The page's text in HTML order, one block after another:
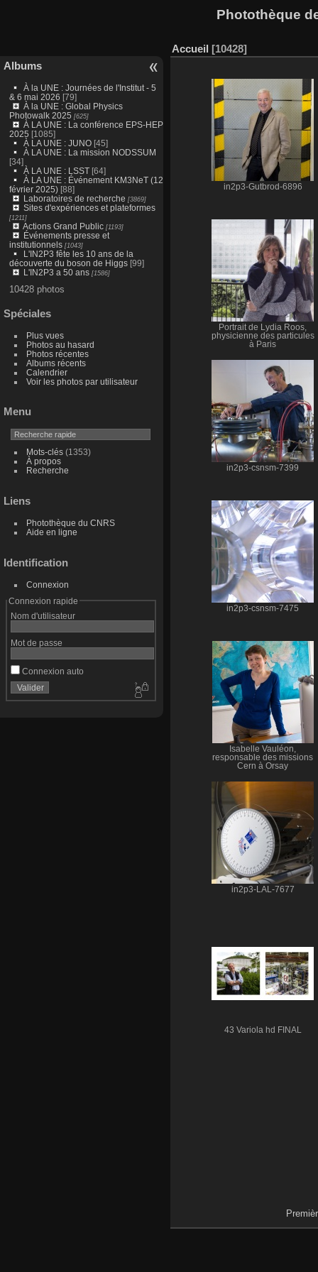
Photothèque
Albums
À la UNE : Journées de l'Institut - 5
& 6 mai 2026 [79]
À la UNE : Global Physics
Photowalk 2025 [625]
À LA UNE : La conférence EPS-HEP
2025 [1085]
À LA UNE : JUNO [45]
À LA UNE : La mission NODSSUM
[34]
À LA UNE : LSST[64]
À LA UNE : Événement KM3NeT (12
février 2025)[88]
Laboratoires de recherche [3869]
Sites d'expériences et plateformes
[1211]
Actions Grand Public[1193]
Événements presse et
institutionnels[1043]
L'IN2P3 fête les 10 ans de la
découverte du boson de Higgs[99]
L'IN2P3 a 50 ans[1586]
10428 photos
Spéciales
Plus vues
Photos au hasard
Photos récentes
Albums récents
Calendrier
Voir les photos par utilisateur
Menu
Mots-clés(1353)
À propos
Recherche
Liens
Photothèque du CNRS
Aide en ligne
Identification
Connexion
Connexion rapide
Nom d'utilisateur
Mot de passe
Connexion auto
Accueil 10428
in2p3-Gutbrod-6896
Portrait de Lydia Roos,
physicienne des particules
à Paris
in2p3-csnsm-7399
in2p3-csnsm-7475
Isabelle Vauléon,
responsable des missions
Cern à Orsay
in2p3-LAL-7677
43 Variola hd FINAL